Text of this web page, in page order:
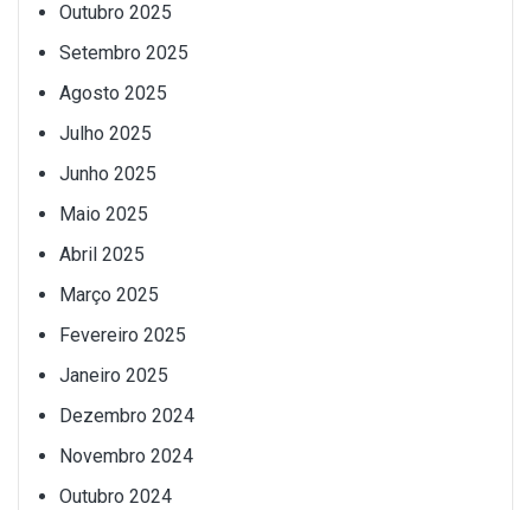
Outubro 2025
Setembro 2025
Agosto 2025
Julho 2025
Junho 2025
Maio 2025
Abril 2025
Março 2025
Fevereiro 2025
Janeiro 2025
Dezembro 2024
Novembro 2024
Outubro 2024